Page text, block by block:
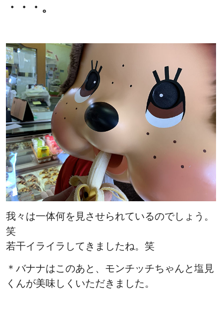
・・・。
我々は一体何を見させられているのでしょう。
笑
若干イライラしてきましたね。笑
＊バナナはこのあと、モンチッチちゃんと塩見
くんが美味しくいただきました。